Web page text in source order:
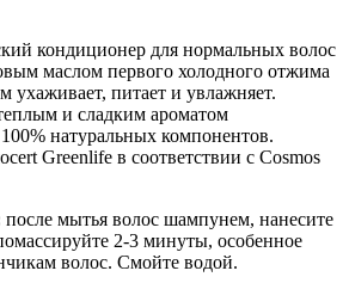
кондиционер для нормальных волос
маслом первого холодного отжима
ухаживает, питает и увлажняет.
и сладким ароматом
натуральных компонентов.
Greenlife в соответствии с Cosmos
после мытья волос шампунем, нанесите
2-3 минуты, особенное
волос. Смойте водой.